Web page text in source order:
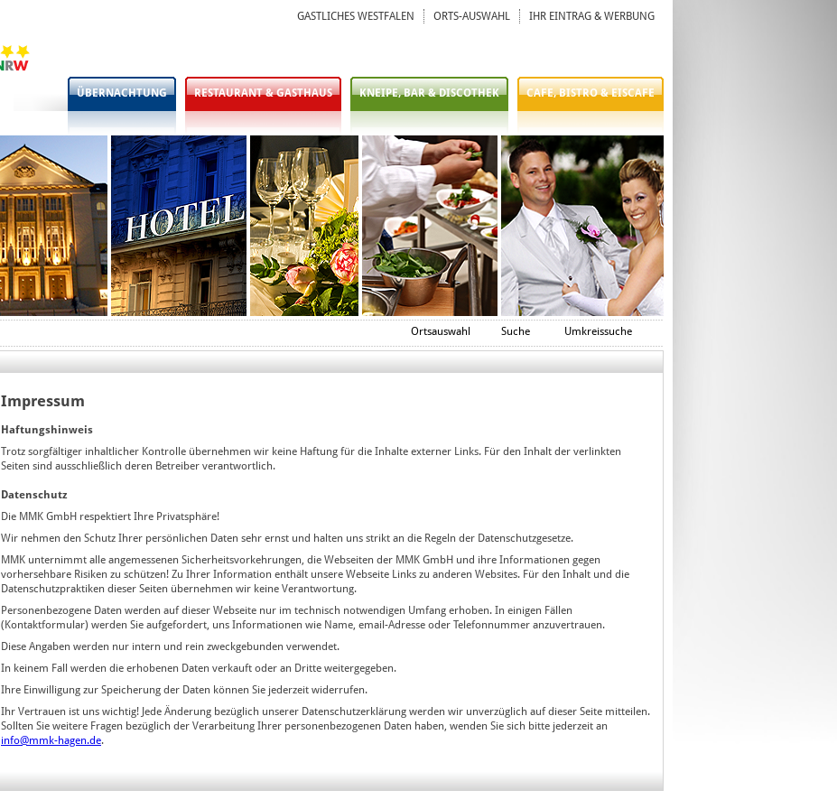
Ortsauswahl Suche Umkreissuche
IHR EINTRAG & WERBUNG
ORTS-AUSWAHL
GASTLICHES WESTFALEN
ÜBERNACHTUNG RESTAURANT & GASTHAUS KNEIPE, BAR & DISCOTHEK CAFE, BISTRO & EISCAFE
Impressum
Haftungshinweis
Trotz sorgfältiger inhaltlicher Kontrolle übernehmen wir keine Haftung für die Inhalte externer Links. Für den Inhalt der verlinkten
Seiten sind ausschließlich deren Betreiber verantwortlich.
Datenschutz
Die MMK GmbH respektiert Ihre Privatsphäre!
Wir nehmen den Schutz Ihrer persönlichen Daten sehr ernst und halten uns strikt an die Regeln der Datenschutzgesetze.
MMK unternimmt alle angemessenen Sicherheitsvorkehrungen, die Webseiten der MMK GmbH und ihre Informationen gegen
vorhersehbare Risiken zu schützen! Zu Ihrer Information enthält unsere Webseite Links zu anderen Websites. Für den Inhalt und die
Datenschutzpraktiken dieser Seiten übernehmen wir keine Verantwortung.
Personenbezogene Daten werden auf dieser Webseite nur im technisch notwendigen Umfang erhoben. In einigen Fällen
(Kontaktformular) werden Sie aufgefordert, uns Informationen wie Name, email-Adresse oder Telefonnummer anzuvertrauen.
Diese Angaben werden nur intern und rein zweckgebunden verwendet.
In keinem Fall werden die erhobenen Daten verkauft oder an Dritte weitergegeben.
Ihre Einwilligung zur Speicherung der Daten können Sie jederzeit widerrufen.
Ihr Vertrauen ist uns wichtig! Jede Änderung bezüglich unserer Datenschutzerklärung werden wir unverzüglich auf dieser Seite mitteilen.
Sollten Sie weitere Fragen bezüglich der Verarbeitung Ihrer personenbezogenen Daten haben, wenden Sie sich bitte jederzeit an
info@mmk-hagen.de.